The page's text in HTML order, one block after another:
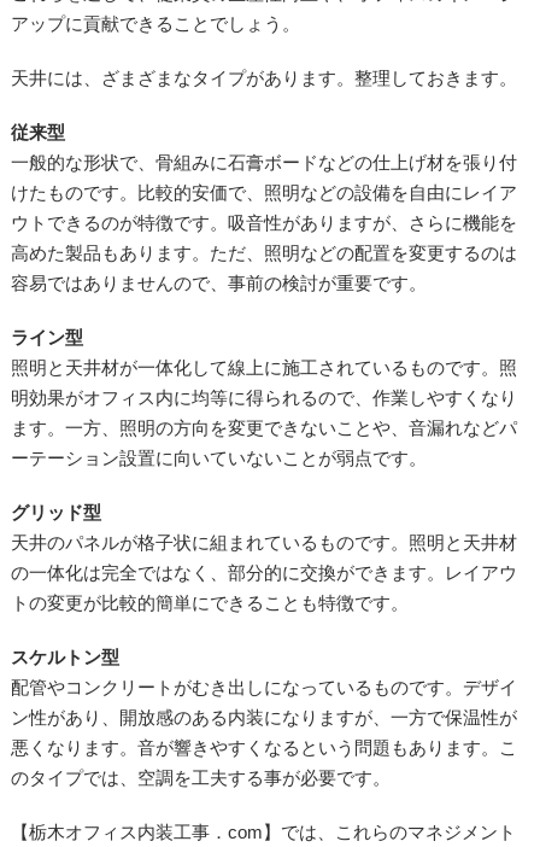
アップに貢献できることでしょう。
天井には、ざまざまなタイプがあります。整理しておきます。
従来型
一般的な形状で、骨組みに石膏ボードなどの仕上げ材を張り付
けたものです。比較的安価で、照明などの設備を自由にレイア
ウトできるのが特徴です。吸音性がありますが、さらに機能を
高めた製品もあります。ただ、照明などの配置を変更するのは
容易ではありませんので、事前の検討が重要です。
ライン型
照明と天井材が一体化して線上に施工されているものです。照
明効果がオフィス内に均等に得られるので、作業しやすくなり
ます。一方、照明の方向を変更できないことや、音漏れなどパ
ーテーション設置に向いていないことが弱点です。
グリッド型
天井のパネルが格子状に組まれているものです。照明と天井材
の一体化は完全ではなく、部分的に交換ができます。レイアウ
トの変更が比較的簡単にできることも特徴です。
スケルトン型
配管やコンクリートがむき出しになっているものです。デザイ
ン性があり、開放感のある内装になりますが、一方で保温性が
悪くなります。音が響きやすくなるという問題もあります。こ
のタイプでは、空調を工夫する事が必要です。
【栃木オフィス内装工事．com】では、これらのマネジメント